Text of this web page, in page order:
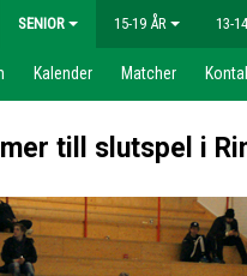
SENIOR 15-19 ÅR 13-
Kalender Matcher
till slutspel i